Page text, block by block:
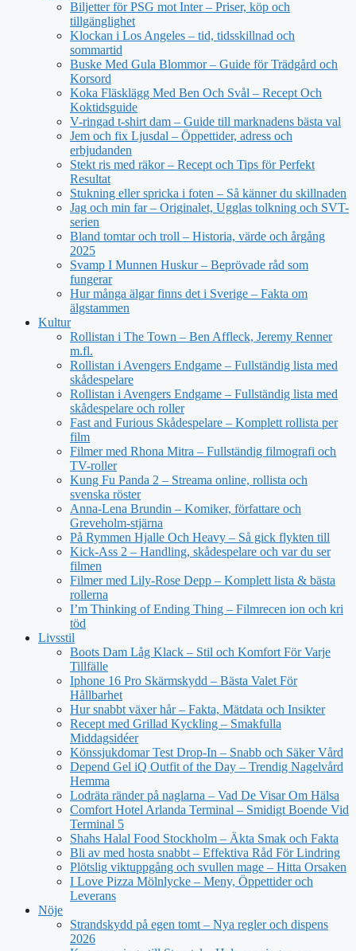
Biljetter för PSG mot Inter – Priser, köp och
tillgänglighet
Klockan i Los Angeles – tid, tidsskillnad och
sommartid
Buske Med Gula Blommor – Guide för Trädgård och
Korsord
Koka Fläsklägg Med Ben Och Svål – Recept Och
Koktidsguide
V-ringad t-shirt dam – Guide till marknadens bästa val
Jem och fix Ljusdal – Öppettider, adress och
erbjudanden
Stekt ris med räkor – Recept och Tips för Perfekt
Resultat
Stukning eller spricka i foten – Så känner du skillnaden
Jag och min far – Originalet, Ugglas tolkning och SVT-
serien
Bland tomtar och troll – Historia, värde och årgång
2025
Svamp I Munnen Huskur – Beprövade råd som
fungerar
Hur många älgar finns det i Sverige – Fakta om
älgstammen
Kultur
Rollistan i The Town – Ben Affleck, Jeremy Renner
m.fl.
Rollistan i Avengers Endgame – Fullständig lista med
skådespelare
Rollistan i Avengers Endgame – Fullständig lista med
skådespelare och roller
Fast and Furious Skådespelare – Komplett rollista per
film
Filmer med Rhona Mitra – Fullständig filmografi och
TV-roller
Kung Fu Panda 2 – Streama online, rollista och
svenska röster
Anna-Lena Brundin – Komiker, författare och
Greveholm-stjärna
På Rymmen Hjalle Och Heavy – Så gick flykten till
Kick-Ass 2 – Handling, skådespelare och var du ser
filmen
Filmer med Lily-Rose Depp – Komplett lista & bästa
rollerna
I’m Thinking of Ending Thing – Filmrecen ion och kri
töd
Livsstil
Boots Dam Låg Klack – Stil och Komfort För Varje
Tillfälle
Iphone 16 Pro Skärmskydd – Bästa Valet För
Hållbarhet
Hur snabbt växer hår – Fakta, Mätdata och Insikter
Recept med Grillad Kyckling – Smakfulla
Middagsidéer
Könssjukdomar Test Drop-In – Snabb och Säker Vård
Depend Gel iQ Outfit of the Day – Trendig Nagelvård
Hemma
Lodräta ränder på naglarna – Vad De Visar Om Hälsa
Comfort Hotel Arlanda Terminal – Smidigt Boende Vid
Terminal 5
Shahs Halal Food Stockholm – Äkta Smak och Fakta
Bli av med hosta snabbt – Effektiva Råd För Lindring
Plötslig viktuppgång och svullen mage – Hitta Orsaken
I Love Pizza Mölnlycke – Meny, Öppettider och
Leverans
Nöje
Strandskydd på egen tomt – Nya regler och dispens
2026